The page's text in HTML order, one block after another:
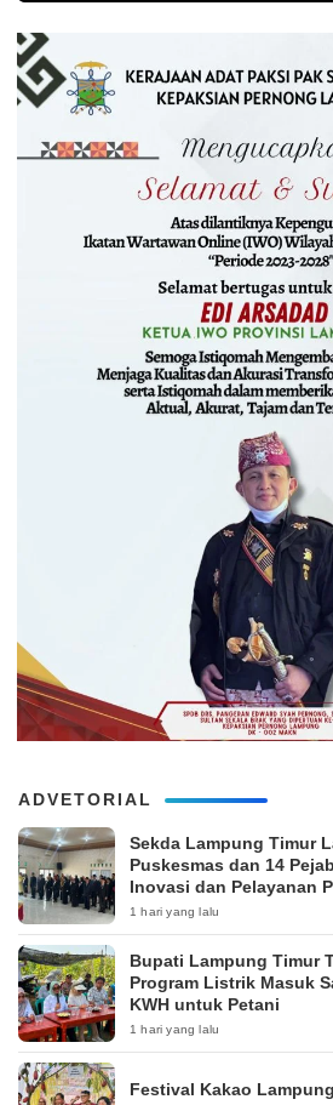
ADVETORIAL
‎Sekda Lampung Timur
Puskesmas dan 14
Inovasi dan Pelayanan
1 hari yang lalu
Bupati Lampung Timur
Program Listrik Masuk
KWH untuk Petani
1 hari yang lalu
‎Festival Kakao